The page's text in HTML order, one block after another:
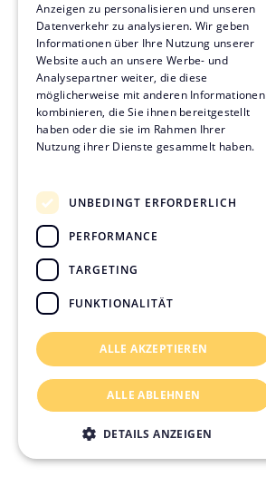
Anzeigen zu personalisieren und unseren
Datenverkehr zu analysieren. Wir geben
Informationen über Ihre Nutzung unserer
Website auch an unsere Werbe- und
Analysepartner weiter, die diese
möglicherweise mit anderen Informationen
kombinieren, die Sie ihnen bereitgestellt
haben oder die sie im Rahmen Ihrer
Nutzung ihrer Dienste gesammelt haben.
UNBEDINGT ERFORDERLICH
PERFORMANCE
TARGETING
FUNKTIONALITÄT
ALLE AKZEPTIEREN
ALLE ABLEHNEN
DETAILS ANZEIGEN